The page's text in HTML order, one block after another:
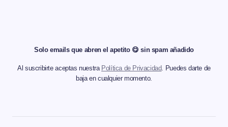
Solo emails que abren el apetito 😋 sin spam añadido
Al suscribirte aceptas nuestra Política de Privacidad. Puedes darte de
baja en cualquier momento.